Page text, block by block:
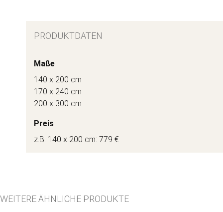
PRODUKTDATEN
Maße
140 x 200 cm
170 x 240 cm
200 x 300 cm
Preis
z.B. 140 x 200 cm: 779 €
WEITERE ÄHNLICHE PRODUKTE